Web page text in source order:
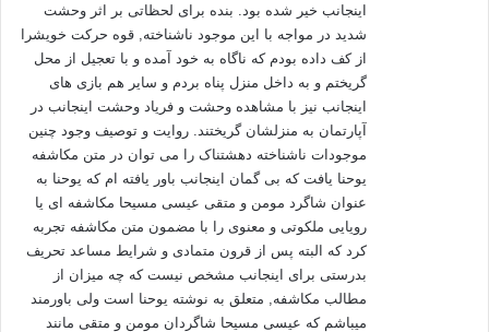
3ـ «حسنه» و «سیّئه»، خیر و شرّ، که در آیات مطرح شده‌اند، همگی
مخلوق خداوند هستند، زیرا هیچ مخلوقی در نظام هستی خارج از
دایره‌ی خلقت الهی و اراده‌ی مطلق او نیست، و قرآن به صراحت آن
را بیان کرده است.
«اللَّهُ خَالِقُ كُلِّ شَيْءٍ وَهُوَ عَلَى كُلِّ شَيْءٍ وَكِيلٌ ‏» (زمر/62)
«‏ خدا آفريدگار همه چيز است و همه چيز را مي‌پايد و مراقبت
اینجانب خیر شده بود. بنده برای لحظاتی بر اثر وحشت
شدید در مواجه با این موجود ناشناخته, قوه حرکت خویشرا
از کف داده بودم که ناگاه به خود آمده و با تعجیل از محل
گریختم و به داخل منزل پناه بردم و سایر هم بازی های
اینجانب نیز با مشاهده وحشت و فریاد وحشت اینجانب در
آپارتمان به منزلشان گریختند. روایت و توصیف وجود چنین
موجودات ناشناخته دهشتناک را می توان در متن مکاشفه
یوحنا یافت که بی گمان اینجانب باور یافته ام که یوحنا به
عنوان شاگرد مومن و متقی عیسی مسیحا مکاشفه ای یا
رویایی ملکوتی و معنوی را با مضمون متن مکاشفه تجربه
کرد که البته پس از قرون متمادی و شرایط مساعد تحریف
بدرستی برای اینجانب مشخص نیست که چه میزان از
مطالب مکاشفه, متعلق به نوشته یوحنا است ولی باورمند
میباشم که عیسی مسیحا شاگردان مومن و متقی مانند